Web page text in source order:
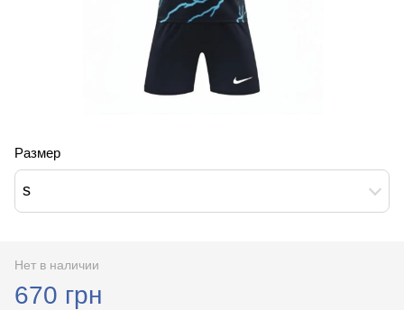
Размер
s
Нет в наличии
670 грн